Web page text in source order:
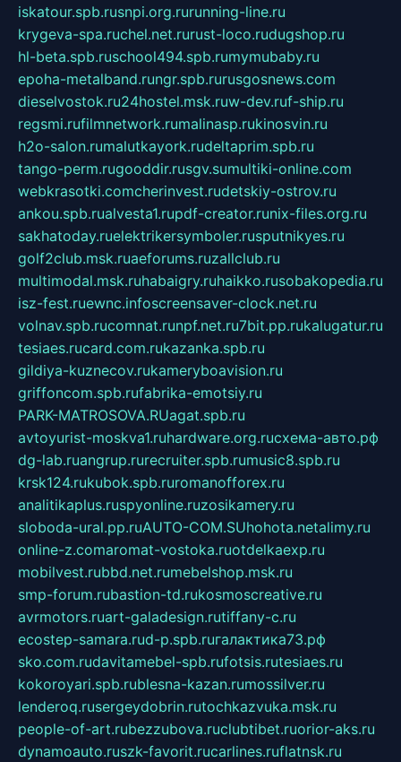
iskatour.spb.rusnpi.org.rurunning-line.ru
krygeva-spa.ruchel.net.rurust-loco.rudugshop.ru
hl-beta.spb.ruschool494.spb.rumymubaby.ru
epoha-metalband.rungr.spb.rurusgosnews.com
dieselvostok.ru24hostel.msk.ruw-dev.ruf-ship.ru
regsmi.rufilmnetwork.rumalinasp.rukinosvin.ru
h2o-salon.rumalutkayork.rudeltaprim.spb.ru
tango-perm.rugooddir.rusgv.sumultiki-online.com
webkrasotki.comcherinvest.rudetskiy-ostrov.ru
ankou.spb.rualvesta1.rupdf-creator.runix-files.org.ru
sakhatoday.ruelektrikersymboler.rusputnikyes.ru
golf2club.msk.ruaeforums.ruzallclub.ru
multimodal.msk.ruhabaigry.ruhaikko.rusobakopedia.ru
isz-fest.ruewnc.infoscreensaver-clock.net.ru
volnav.spb.rucomnat.runpf.net.ru7bit.pp.rukalugatur.ru
tesiaes.rucard.com.rukazanka.spb.ru
gildiya-kuznecov.rukameryboavision.ru
griffoncom.spb.rufabrika-emotsiy.ru
PARK-MATROSOVA.RUagat.spb.ru
avtoyurist-moskva1.ruhardware.org.ruсхема-авто.рф
dg-lab.ruangrup.rurecruiter.spb.rumusic8.spb.ru
krsk124.rukubok.spb.ruromanofforex.ru
analitikaplus.ruspyonline.ruzosikamery.ru
sloboda-ural.pp.ruAUTO-COM.SUhohota.netalimy.ru
online-z.comaromat-vostoka.ruotdelkaexp.ru
mobilvest.rubbd.net.rumebelshop.msk.ru
smp-forum.rubastion-td.rukosmoscreative.ru
avrmotors.ruart-galadesign.rutiffany-c.ru
ecostep-samara.rud-p.spb.ruгалактика73.рф
sko.com.rudavitamebel-spb.rufotsis.rutesiaes.ru
kokoroyari.spb.rublesna-kazan.rumossilver.ru
lenderoq.rusergeydobrin.rutochkazvuka.msk.ru
people-of-art.rubezzubova.ruclubtibet.ruorior-aks.ru
dynamoauto.ruszk-favorit.rucarlines.ruflatnsk.ru